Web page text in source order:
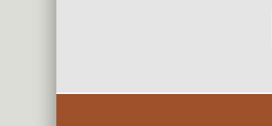
Post navigation